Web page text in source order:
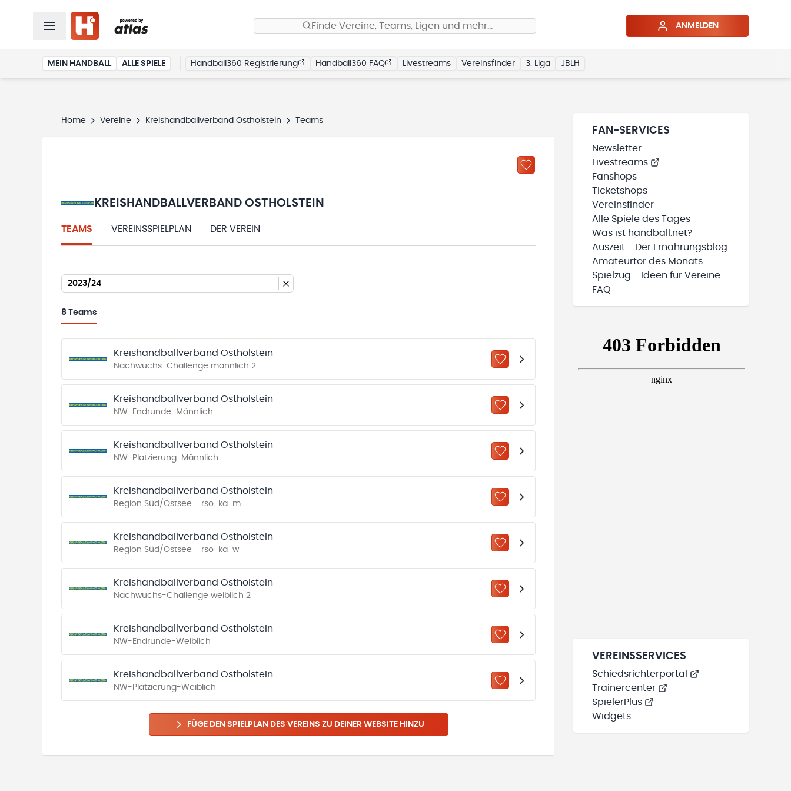
Finde Vereine, Teams, Ligen und mehr… ANMELDEN
MEIN HANDBALL ALLE SPIELE Handball360 Registrierung Handball360 FAQ Livestreams Vereinsfinder 3. Liga JBLH
Home Vereine Kreishandballverband Ostholstein Teams
KREISHANDBALLVERBAND OSTHOLSTEIN
TEAMS VEREINSSPIELPLAN DER VEREIN
2023/24
8 Teams
Kreishandballverband Ostholstein
Nachwuchs-Challenge männlich 2 ZU „MEINE TEAMS“ HINZUFÜGEN
Kreishandballverband Ostholstein
NW-Endrunde-Männlich ZU „MEINE TEAMS“ HINZUFÜGEN
Kreishandballverband Ostholstein
NW-Platzierung-Männlich ZU „MEINE TEAMS“ HINZUFÜGEN
Kreishandballverband Ostholstein
Region Süd/Ostsee - rso-ka-m ZU „MEINE TEAMS“ HINZUFÜGEN
Kreishandballverband Ostholstein
Region Süd/Ostsee - rso-ka-w ZU „MEINE TEAMS“ HINZUFÜGEN
Kreishandballverband Ostholstein
Nachwuchs-Challenge weiblich 2 ZU „MEINE TEAMS“ HINZUFÜGEN
Kreishandballverband Ostholstein
NW-Endrunde-Weiblich ZU „MEINE TEAMS“ HINZUFÜGEN
Kreishandballverband Ostholstein
NW-Platzierung-Weiblich ZU „MEINE TEAMS“ HINZUFÜGEN
FÜGE DEN SPIELPLAN DES VEREINS ZU DEINER WEBSITE HINZU
FAN-SERVICES
Newsletter
Livestreams
Fanshops
Ticketshops
Vereinsfinder
Alle Spiele des Tages
Was ist handball.net?
Auszeit - Der Ernährungsblog
Amateurtor des Monats
Spielzug - Ideen für Vereine
FAQ
VEREINSSERVICES
Schiedsrichterportal
Trainercenter
SpielerPlus
Widgets